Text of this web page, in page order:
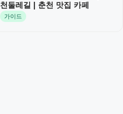
천둘레길 | 춘천 맛집 카페
가이드